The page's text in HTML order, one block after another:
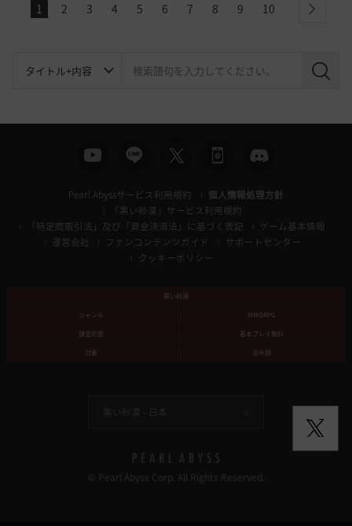
1 2 3 4 5 6 7 8 9 10 next
検
Pearl Abyssサービス利用規約
個人情報処理方針
「黒い砂漠」サービス利用規約
「特定商取引法」及び「資金決済法」に基づく表記
ゲーム基本情報
運営会社
ファンコンテンツガイド
サポートセンター
クッキーポリシー
黒い砂漠
ジャンル
MMORPG
課金形態
基本プレイ無料
対象
全年齢
黒い砂漠 - 日本
© Pearl Abyss Corp. All Rights Reserved.